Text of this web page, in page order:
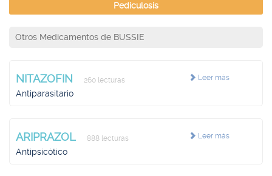
Pediculosis
Otros Medicamentos de BUSSIE
Leer más
NITAZOFIN 260 lecturas
Antiparasitario
Leer más
ARIPRAZOL 888 lecturas
Antipsicótico